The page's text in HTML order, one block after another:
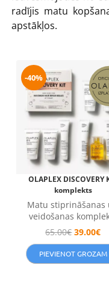
radījis matu
apstākļos.
-40%
OLAPLEX DISCOVERY
komplekts
Matu stiprināšanas
veidošanas
65.00€ 39.00€
PIEVIENOT GROZAM